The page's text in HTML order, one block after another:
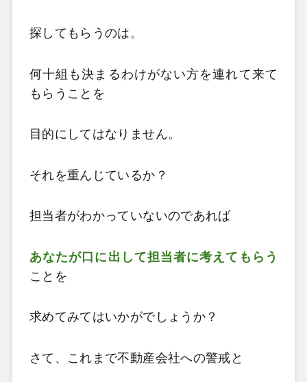
探してもらうのは。
何十組も決まるわけがない方を連れて来て
もらうことを
目的にしてはなりません。
それを重んじているか？
担当者がわかっていないのであれば
あなたが口に出して担当者に考えてもらう
ことを
求めてみてはいかがでしょうか？
さて、これまで不動産会社への警戒と